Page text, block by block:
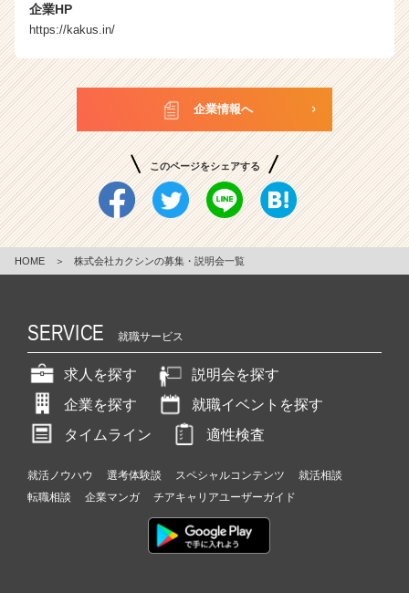
企業HP
https://kakus.in/
企業情報へ
このページをシェアする
HOME ＞ 株式会社カクシンの募集・説明会一覧
SERVICE 就職サービス
求人を探す
説明会を探す
企業を探す
就職イベントを探す
タイムライン
適性検査
就活ノウハウ 選考体験談 スペシャルコンテンツ
就活相談
転職相談
企業マンガ チアキャリアユーザーガイド